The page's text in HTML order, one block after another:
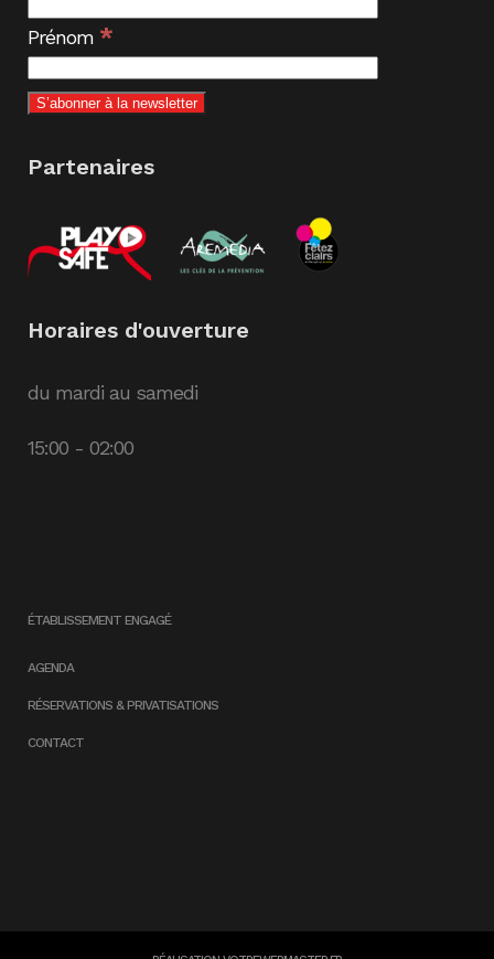
Prénom *
Partenaires
Horaires d'ouverture
du mardi au samedi
15:00 - 02:00
ÉTABLISSEMENT ENGAGÉ
AGENDA
RÉSERVATIONS & PRIVATISATIONS
CONTACT